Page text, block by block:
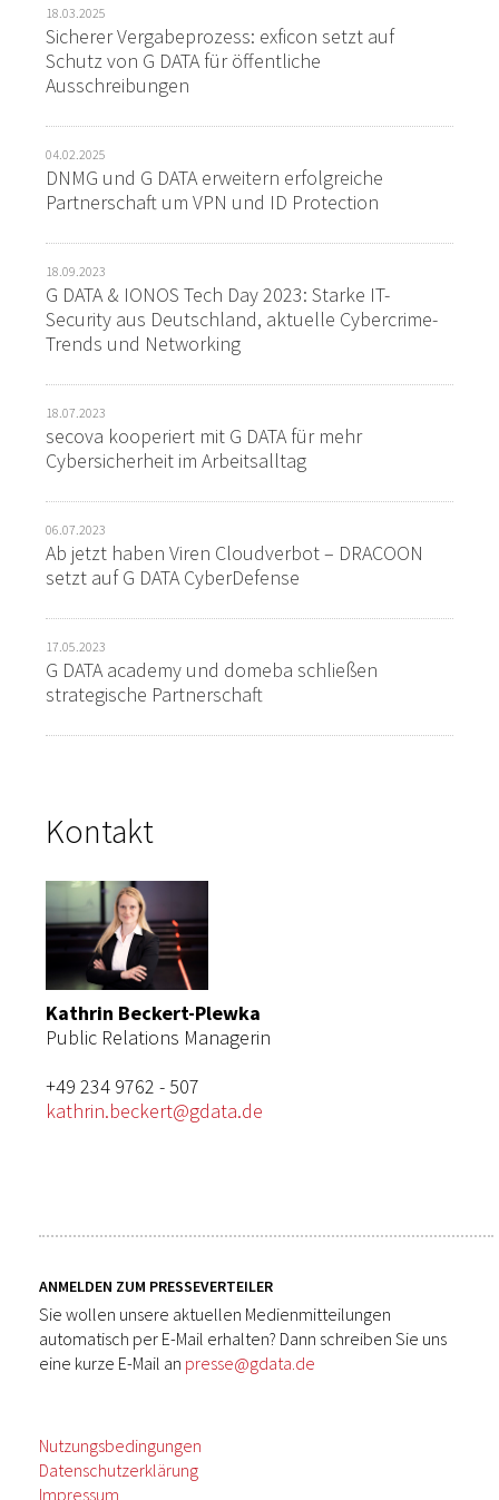
18.03.2025
Sicherer Vergabeprozess: exficon setzt auf
Schutz von G DATA für öffentliche
Ausschreibungen
04.02.2025
DNMG und G DATA erweitern erfolgreiche
Partnerschaft um VPN und ID Protection
18.09.2023
G DATA & IONOS Tech Day 2023: Starke IT-
Security aus Deutschland, aktuelle Cybercrime-
Trends und Networking
18.07.2023
secova kooperiert mit G DATA für mehr
Cybersicherheit im Arbeitsalltag
06.07.2023
Ab jetzt haben Viren Cloudverbot – DRACOON
setzt auf G DATA CyberDefense
17.05.2023
G DATA academy und domeba schließen
strategische Partnerschaft
Kontakt
Kathrin Beckert-Plewka
Public Relations Managerin
+49 234 9762 - 507
kathrin.beckert@gdata.de
ANMELDEN ZUM PRESSEVERTEILER
Sie wollen unsere aktuellen Medienmitteilungen
automatisch per E-Mail erhalten? Dann schreiben Sie uns
eine kurze E-Mail an presse@gdata.de
Nutzungsbedingungen
Datenschutzerklärung
Impressum